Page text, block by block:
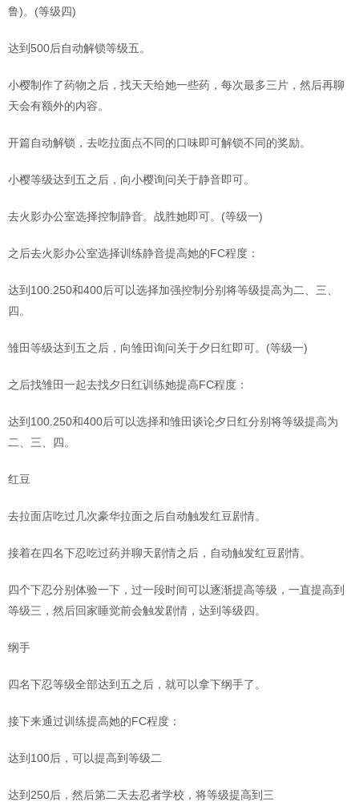
鲁)。(等级四)
达到500后自动解锁等级五。
小樱制作了药物之后，找天天给她一些药，每次最多三片，然后再聊
天会有额外的内容。
开篇自动解锁，去吃拉面点不同的口味即可解锁不同的奖励。
小樱等级达到五之后，向小樱询问关于静音即可。
去火影办公室选择控制静音。战胜她即可。(等级一)
之后去火影办公室选择训练静音提高她的FC程度：
达到100.250和400后可以选择加强控制分别将等级提高为二、三、
四。
雏田等级达到五之后，向雏田询问关于夕日红即可。(等级一)
之后找雏田一起去找夕日红训练她提高FC程度：
达到100.250和400后可以选择和雏田谈论夕日红分别将等级提高为
二、三、四。
红豆
去拉面店吃过几次豪华拉面之后自动触发红豆剧情。
接着在四名下忍吃过药并聊天剧情之后，自动触发红豆剧情。
四个下忍分别体验一下，过一段时间可以逐渐提高等级，一直提高到
等级三，然后回家睡觉前会触发剧情，达到等级四。
纲手
四名下忍等级全部达到五之后，就可以拿下纲手了。
接下来通过训练提高她的FC程度：
达到100后，可以提高到等级二
达到250后，然后第二天去忍者学校，将等级提高到三